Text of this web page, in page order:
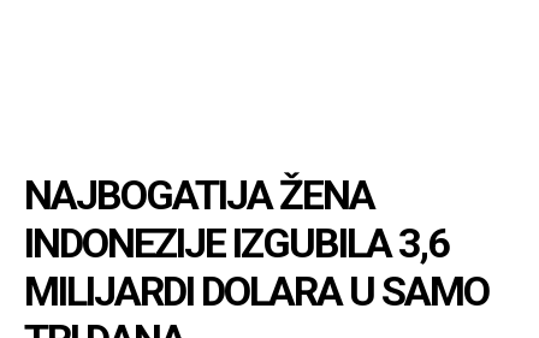
NAJBOGATIJA ŽENA
INDONEZIJE IZGUBILA 3,6
MILIJARDI DOLARA U SAMO